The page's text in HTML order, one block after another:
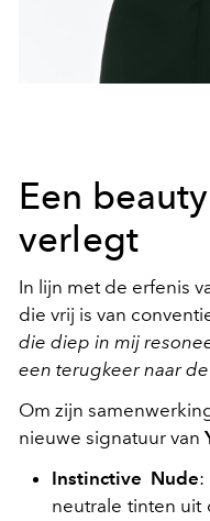
Een
verlegt
In lijn met de erfenis
die vrij is van
die diep in mij
een terugkeer naar
Om zijn
nieuwe signatuur van
Instinctive Nude:
neutrale tinten uit